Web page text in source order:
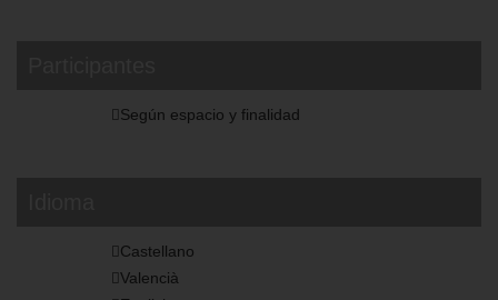
Según espacio y finalidad
Castellano
Valencià